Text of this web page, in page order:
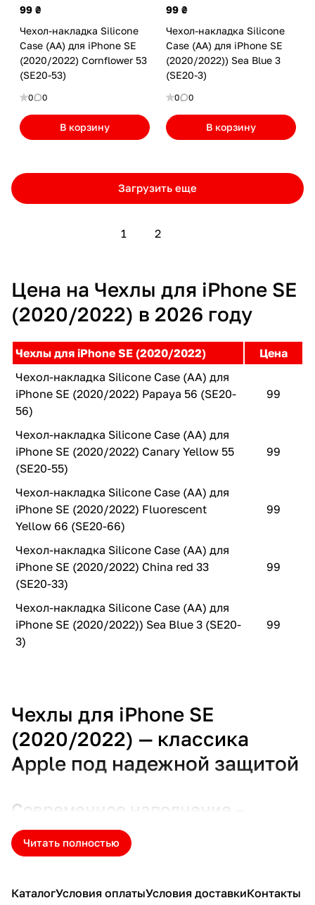
99 ₴
Чехол-накладка Silicone
Case (AA) для iPhone SE
(2020/2022) Cornflower 53
(SE20-53)
0 0
В корзину
99 ₴
Чехол-накладка Silicone
Case (AA) для iPhone SE
(2020/2022)) Sea Blue 3
(SE20-3)
0 0
В корзину
Загрузить еще
1 2
Цена на Чехлы для iPhone SE
(2020/2022) в 2026 году
Чехлы для iPhone SE (2020/2022)
Цена
Чехол-накладка Silicone Case (AA) для
iPhone SE (2020/2022) Papaya 56 (SE20-
56)
99
Чехол-накладка Silicone Case (AA) для
iPhone SE (2020/2022) Canary Yellow 55
(SE20-55)
99
Чехол-накладка Silicone Case (AA) для
iPhone SE (2020/2022) Fluorescent
Yellow 66 (SE20-66)
99
Чехол-накладка Silicone Case (AA) для
iPhone SE (2020/2022) China red 33
(SE20-33)
99
Чехол-накладка Silicone Case (AA) для
iPhone SE (2020/2022)) Sea Blue 3 (SE20-
3)
99
Чехлы для iPhone SE
(2020/2022) — классика
Apple под надежной защитой
Современное наполнение –
знакомая форма
Модели iPhone SE 2-го и 3-го поколения (2020 и 2022
дизайн, компактность и мощность в одном корпусе. Но
Читать полностью
КаталогУсловия оплатыУсловия доставкиКонтакты